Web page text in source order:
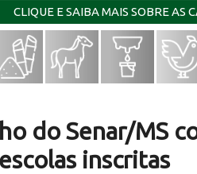
CLIQUE E SAIBA MAIS SOBRE AS
do Senar/MS
inscritas